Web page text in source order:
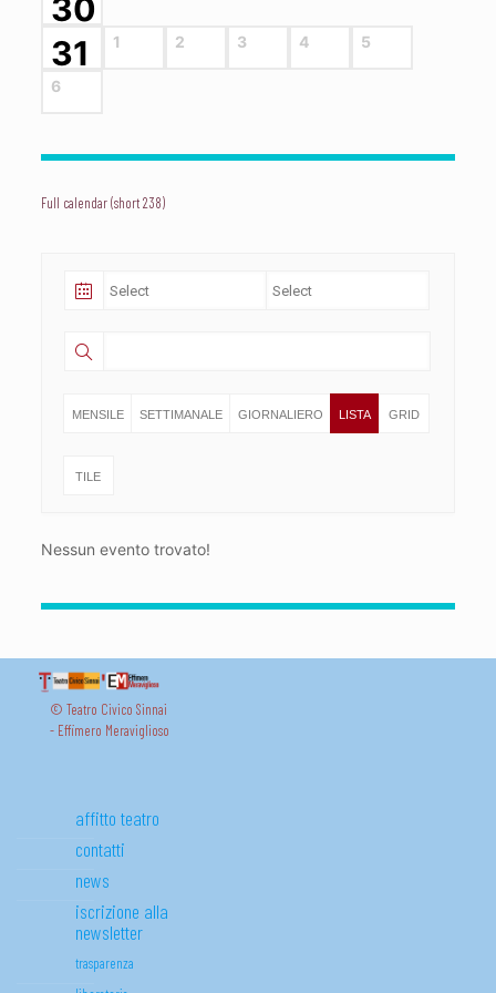
30
31
1 2 3 4 5
6
Full calendar (short 238)
MENSILE SETTIMANALE GIORNALIERO LISTA GRID
TILE
Nessun evento trovato!
© Teatro Civico Sinnai
- Effimero Meraviglioso
affitto teatro
contatti
news
iscrizione alla
newsletter
trasparenza